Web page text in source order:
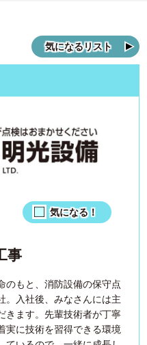
気になるリスト
気になる！
事
のもと、消防設備の保守点
。入社後、みなさんには主
きます。先輩技術者が丁寧
実に技術を習得できる環境